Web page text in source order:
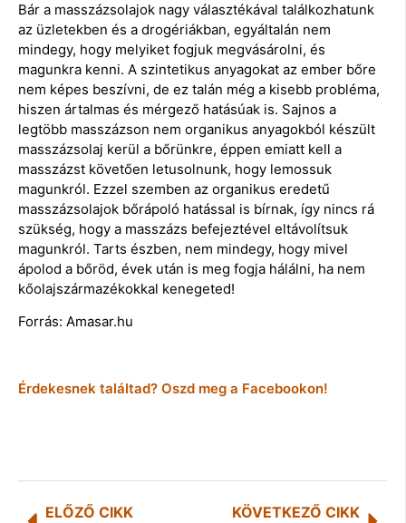
Bár a masszázsolajok nagy választékával találkozhatunk
az üzletekben és a drogériákban, egyáltalán nem
mindegy, hogy melyiket fogjuk megvásárolni, és
magunkra kenni. A szintetikus anyagokat az ember bőre
nem képes beszívni, de ez talán még a kisebb probléma,
hiszen ártalmas és mérgező hatásúak is. Sajnos a
legtöbb masszázson nem organikus anyagokból készült
masszázsolaj kerül a bőrünkre, éppen emiatt kell a
masszázst követően letusolnunk, hogy lemossuk
magunkról. Ezzel szemben az organikus eredetű
masszázsolajok bőrápoló hatással is bírnak, így nincs rá
szükség, hogy a masszázs befejeztével eltávolítsuk
magunkról. Tarts észben, nem mindegy, hogy mivel
ápolod a bőröd, évek után is meg fogja hálálni, ha nem
kőolajszármazékokkal kenegeted!
Forrás: Amasar.hu
Érdekesnek találtad? Oszd meg a Facebookon!
ELŐZŐ CIKK KÖVETKEZŐ CIKK